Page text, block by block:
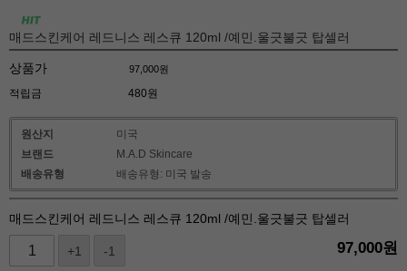
매드스킨케어 레드니스 레스큐 120ml /예민.울긋불긋 탑셀러
상품가 97,000원
적립금 480원
원산지
미국
브랜드
M.A.D Skincare
배송유형
배송유형: 미국 발송
매드스킨케어 레드니스 레스큐 120ml /예민.울긋불긋 탑셀러
+1 -1 97,000원